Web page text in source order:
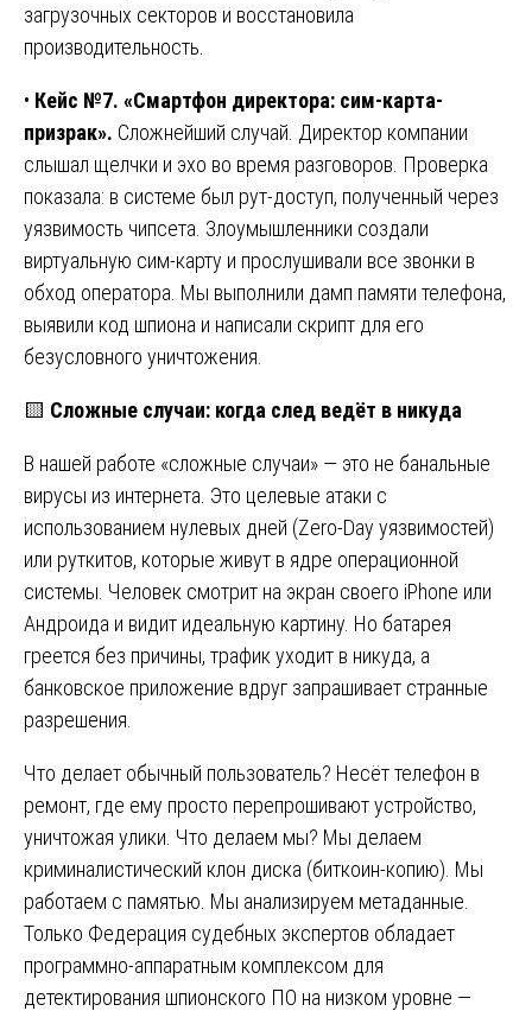
загрузочных секторов и восстановила
производительность.
• Кейс №7. «Смартфон директора: сим-карта-
призрак». Сложнейший случай. Директор компании
слышал щелчки и эхо во время разговоров. Проверка
показала: в системе был рут-доступ, полученный через
уязвимость чипсета. Злоумышленники создали
виртуальную сим-карту и прослушивали все звонки в
обход оператора. Мы выполнили дамп памяти телефона,
выявили код шпиона и написали скрипт для его
безусловного уничтожения.
🟨 Сложные случаи: когда след ведёт в никуда
В нашей работе «сложные случаи» — это не банальные
вирусы из интернета. Это целевые атаки с
использованием нулевых дней (Zero-Day уязвимостей)
или руткитов, которые живут в ядре операционной
системы. Человек смотрит на экран своего iPhone или
Андроида и видит идеальную картину. Но батарея
греется без причины, трафик уходит в никуда, а
банковское приложение вдруг запрашивает странные
разрешения.
Что делает обычный пользователь? Несёт телефон в
ремонт, где ему просто перепрошивают устройство,
уничтожая улики. Что делаем мы? Мы делаем
криминалистический клон диска (биткоин-копию). Мы
работаем с памятью. Мы анализируем метаданные.
Только Федерация судебных экспертов обладает
программно-аппаратным комплексом для
детектирования шпионского ПО на низком уровне —